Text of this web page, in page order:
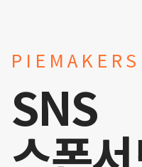
PIEMAKERS
SNS